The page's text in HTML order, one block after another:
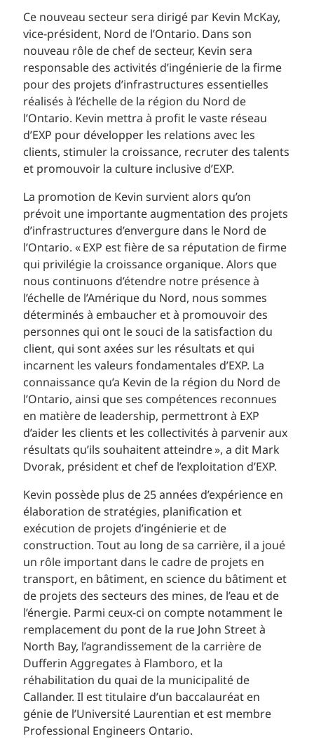
Ce nouveau secteur sera dirigé par Kevin McKay,
vice-président, Nord de l’Ontario. Dans son
nouveau rôle de chef de secteur, Kevin sera
responsable des activités d’ingénierie de la firme
pour des projets d’infrastructures essentielles
réalisés à l’échelle de la région du Nord de
l’Ontario. Kevin mettra à profit le vaste réseau
d’EXP pour développer les relations avec les
clients, stimuler la croissance, recruter des talents
et promouvoir la culture inclusive d’EXP.
La promotion de Kevin survient alors qu’on
prévoit une importante augmentation des projets
d’infrastructures d’envergure dans le Nord de
l’Ontario. « EXP est fière de sa réputation de firme
qui privilégie la croissance organique. Alors que
nous continuons d’étendre notre présence à
l’échelle de l’Amérique du Nord, nous sommes
déterminés à embaucher et à promouvoir des
personnes qui ont le souci de la satisfaction du
client, qui sont axées sur les résultats et qui
incarnent les valeurs fondamentales d’EXP. La
connaissance qu’a Kevin de la région du Nord de
l’Ontario, ainsi que ses compétences reconnues
en matière de leadership, permettront à EXP
d’aider les clients et les collectivités à parvenir aux
résultats qu’ils souhaitent atteindre », a dit Mark
Dvorak, président et chef de l’exploitation d’EXP.
Kevin possède plus de 25 années d’expérience en
élaboration de stratégies, planification et
exécution de projets d’ingénierie et de
construction. Tout au long de sa carrière, il a joué
un rôle important dans le cadre de projets en
transport, en bâtiment, en science du bâtiment et
de projets des secteurs des mines, de l’eau et de
l’énergie. Parmi ceux-ci on compte notamment le
remplacement du pont de la rue John Street à
North Bay, l’agrandissement de la carrière de
Dufferin Aggregates à Flamboro, et la
réhabilitation du quai de la municipalité de
Callander. Il est titulaire d’un baccalauréat en
génie de l’Université Laurentian et est membre
Professional Engineers Ontario.